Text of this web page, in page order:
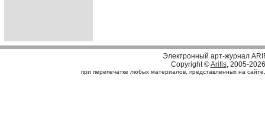
Электронный арт-журнал
Copyright ©Arifis, 2005-2026
при перепечатке любых материалов, представленных на